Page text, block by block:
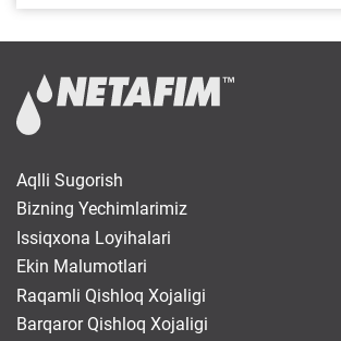
Aqlli Sugorish
Bizning Yechimlarimiz
Issiqxona Loyihalari
Ekin Malumotlari
Raqamli Qishloq Xojaligi
Barqaror Qishloq Xojaligi